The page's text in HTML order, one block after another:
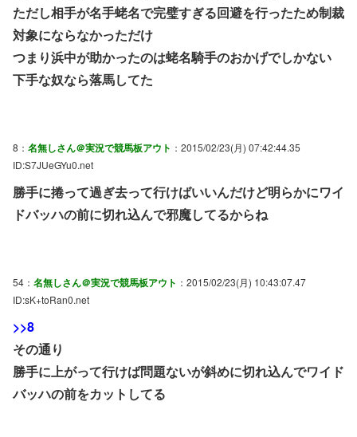
ただし相手が名手蛯名で完璧すぎる回避を行ったため制裁
対象にならなかっただけ
つまり浜中が助かったのは蛯名騎手のおかげでしかない
下手な奴なら落馬してた
8： 名無しさん＠実況で競馬板アウト ：2015/02/23(月) 07:42:44.35
ID:S7JUeGYu0.net
勝手に捲って過ぎ去って行けばいいんだけど明らかにワイ
ドバッハの前に切れ込んで邪魔してるからね
54： 名無しさん＠実況で競馬板アウト ：2015/02/23(月) 10:43:07.47
ID:sK+toRan0.net
>>8
その通り
勝手に上がって行けば問題ないが斜めに切れ込んでワイド
バッハの前をカットしてる